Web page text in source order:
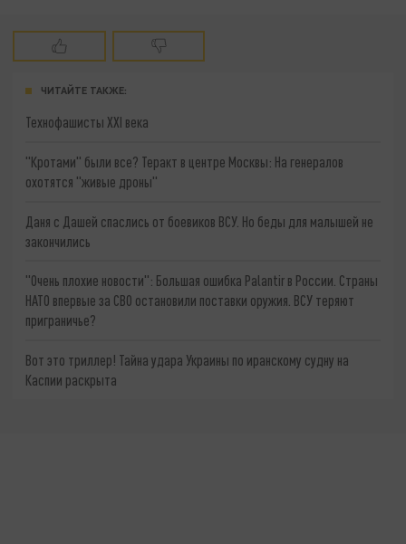
ЧИТАЙТЕ ТАКЖЕ:
Технофашисты XXI века
"Кротами" были все? Теракт в центре Москвы: На генералов
охотятся "живые дроны"
Даня с Дашей спаслись от боевиков ВСУ. Но беды для малышей не
закончились
"Очень плохие новости": Большая ошибка Palantir в России. Страны
НАТО впервые за СВО остановили поставки оружия. ВСУ теряют
приграничье?
Вот это триллер! Тайна удара Украины по иранскому судну на
Каспии раскрыта